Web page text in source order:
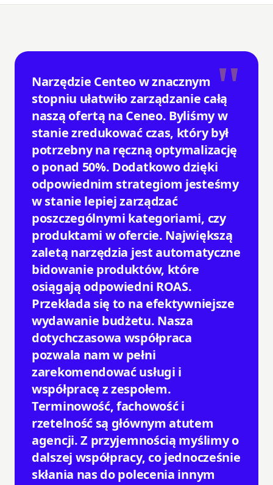
"
Narzędzie Centeo w znacznym
stopniu ułatwiło zarządzanie całą
naszą ofertą na Ceneo. Byliśmy w
stanie zredukować czas, który był
potrzebny na ręczną optymalizację
o ponad 50%. Dodatkowo dzięki
odpowiednim strategiom jesteśmy
w stanie lepiej zarządzać
poszczególnymi kategoriami, czy
produktami w ofercie. Największą
zaletą narzędzia jest automatyczne
bidowanie produktów, które
osiągają odpowiedni ROAS.
Przekłada się to na efektywniejsze
wydawanie budżetu. Nasza
dotychczasowa współpraca
pozwala nam w pełni
zarekomendować usługi i
współpracę z zespołem.
Terminowość, fachowość i
rzetelność są głównym atutem
agencji. Z przyjemnością myślimy o
dalszej współpracy, co jednocześnie
skłania nas do polecenia innym